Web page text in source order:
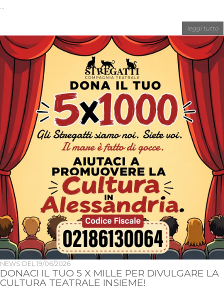
...
leggi tutto
NEWS DEL 19/06/2026
DONACI IL TUO 5 X MILLE PER DIVULGARE LA
CULTURA TEATRALE INSIEME!